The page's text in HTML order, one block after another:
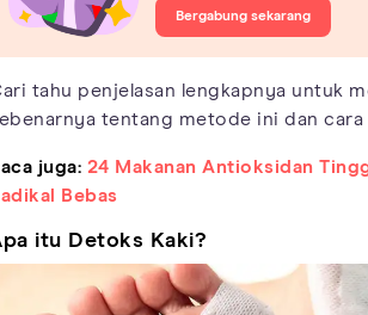
Bergabung sekarang
tahu penjelasan lengkapnya untuk
tentang metode ini dan cara
juga: 24 Makanan Antioksidan
Bebas
itu Detoks Kaki?